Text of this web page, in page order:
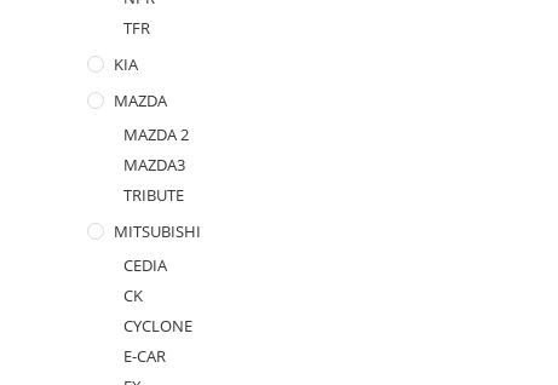
TFR
KIA
MAZDA
MAZDA 2
MAZDA3
TRIBUTE
MITSUBISHI
CEDIA
CK
CYCLONE
E-CAR